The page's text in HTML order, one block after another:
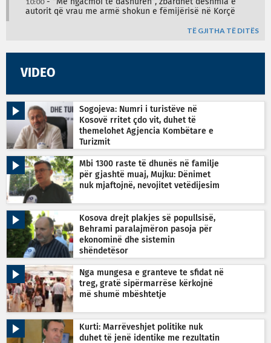
autorit që vrau me armë shokun e fëmijërisë në Korçë
TË GJITHA TË DITËS
VIDEO
Sogojeva: Numri i turistëve në
Kosovë rritet çdo vit, duhet të
themelohet Agjencia Kombëtare e
Turizmit
Mbi 1300 raste të dhunës në familje
për gjashtë muaj, Mujku: Dënimet
nuk mjaftojnë, nevojitet vetëdijesim
Kosova drejt plakjes së popullsisë,
Behrami paralajmëron pasoja për
ekonominë dhe sistemin
shëndetësor
Nga mungesa e granteve te sfidat në
treg, gratë sipërmarrëse kërkojnë
më shumë mbështetje
Kurti: Marrëveshjet politike nuk
duhet të jenë identike me rezultatin